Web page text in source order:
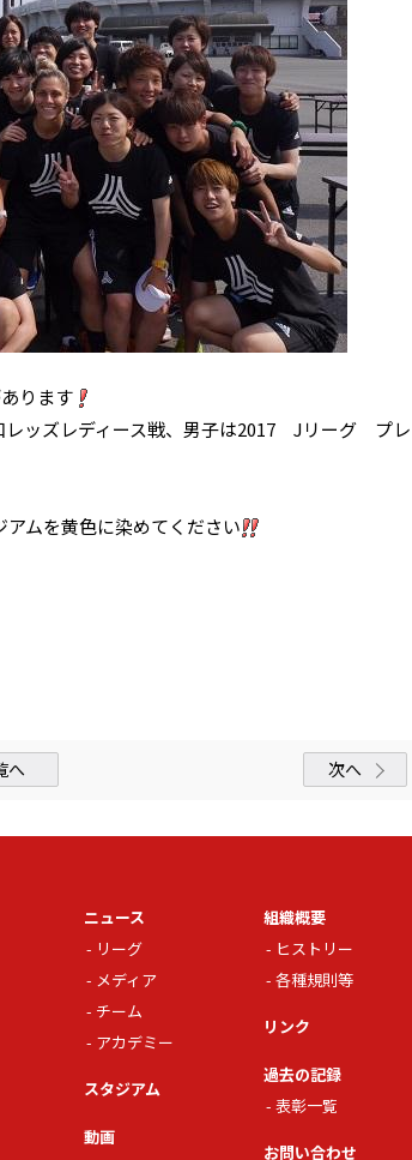
ります
レッズレディース戦、男子は2017 Jリーグ プレ
ムを黄色に染めてください
へ 次へ
ニュース
リーグ
メディア
チーム
アカデミー
スタジアム
動画
組織概要
ヒストリー
各種規則等
リンク
過去の記録
表彰一覧
お問い合わせ